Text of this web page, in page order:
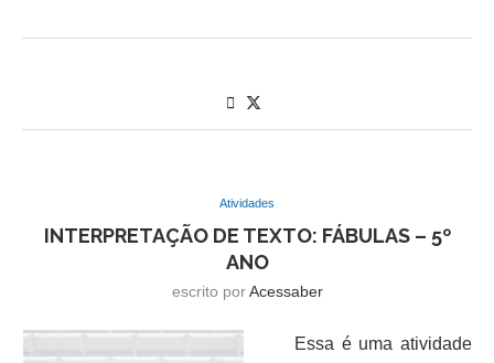
Atividades
INTERPRETAÇÃO DE TEXTO: FÁBULAS – 5º
ANO
escrito porAcessaber
Essa é uma atividade